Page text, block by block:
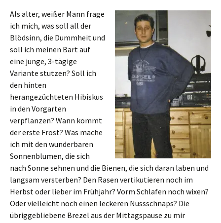
Als alter, weißer Mann frage
ich mich, was soll all der
Blödsinn, die Dummheit und
soll ich meinen Bart auf
eine junge, 3-tägige
Variante stutzen? Soll ich
den hinten
herangezüchteten Hibiskus
in den Vorgarten
verpflanzen? Wann kommt
der erste Frost? Was mache
ich mit den wunderbaren
Sonnenblumen, die sich
nach Sonne sehnen und die Bienen, die sich daran laben und
langsam versterben? Den Rasen vertikutieren noch im
Herbst oder lieber im Frühjahr? Vorm Schlafen noch wixen?
Oder vielleicht noch einen leckeren Nussschnaps? Die
übriggebliebene Brezel aus der Mittagspause zu mir